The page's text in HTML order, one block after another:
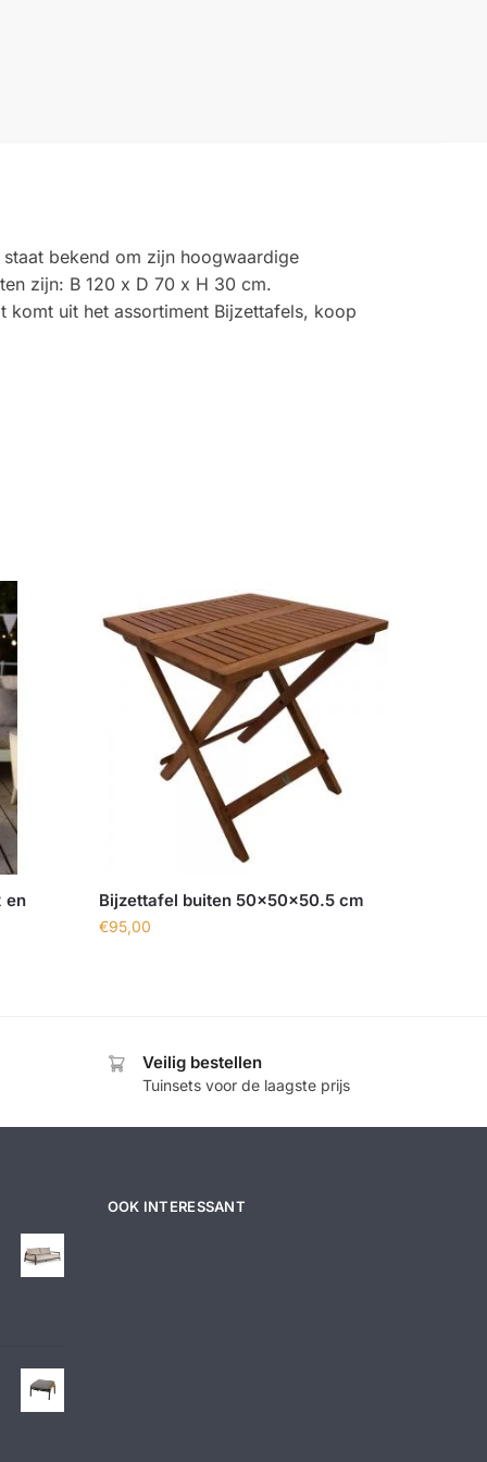
bekend om zijn hoogwaardige
zijn: B 120 x D 70 x H 30 cm.
komt uit het assortiment Bijzettafels, koop
en
Bijzettafel buiten 50x50x50.5 cm
€95,00
Veilig bestellen
Tuinsets voor de laagste prijs
OOK INTERESSANT